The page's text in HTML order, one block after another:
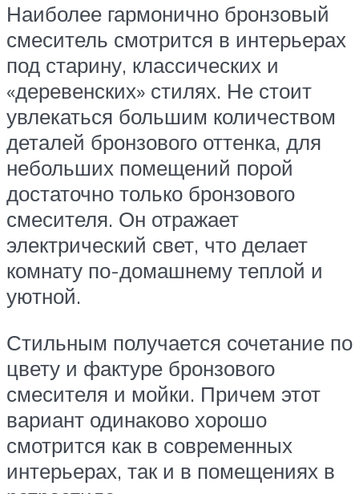
Наиболее гармонично бронзовый
смеситель смотрится в интерьерах
под старину, классических и
«деревенских» стилях. Не стоит
увлекаться большим количеством
деталей бронзового оттенка, для
небольших помещений порой
достаточно только бронзового
смесителя. Он отражает
электрический свет, что делает
комнату по-домашнему теплой и
уютной.
Стильным получается сочетание по
цвету и фактуре бронзового
смесителя и мойки. Причем этот
вариант одинаково хорошо
смотрится как в современных
интерьерах, так и в помещениях в